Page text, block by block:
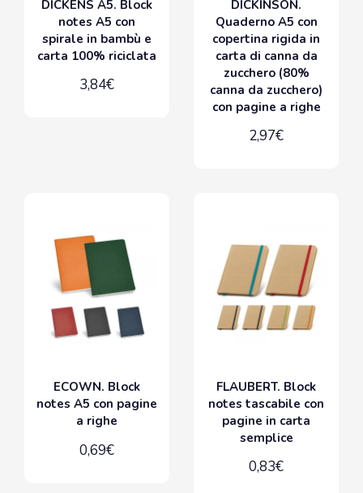
DICKENS A5. Block
notes A5 con
spirale in bambù e
carta 100% riciclata
3,84€
DICKINSON.
Quaderno A5 con
copertina rigida in
carta di canna da
zucchero (80%
canna da zucchero)
con pagine a righe
2,97€
ECOWN. Block
notes A5 con pagine
a righe
0,69€
FLAUBERT. Block
notes tascabile con
pagine in carta
semplice
0,83€